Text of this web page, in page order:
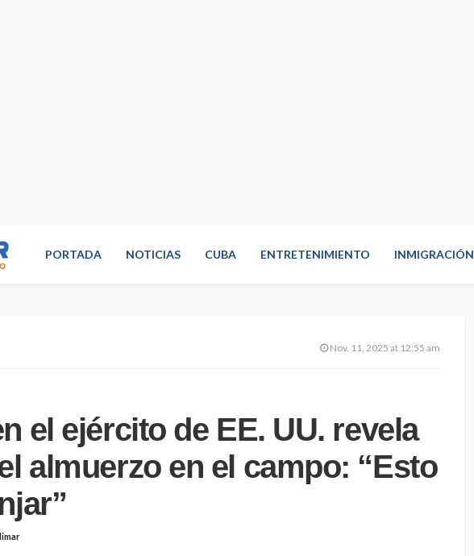
PORTADA NOTICIAS CUBA ENTRETENIMIENTO INMIGRACIÓN
Nov. 11, 2025 at 12:55 am
el ejército de EE. UU. revela
almuerzo en el campo: “Esto